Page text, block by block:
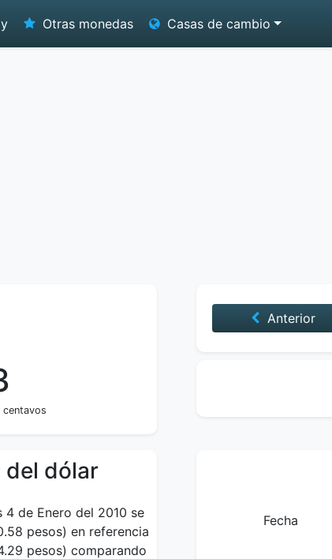
Otras monedas Casas de cambio
Anterior
del dólar
de Enero del 2010 se
pesos) en referencia
pesos) comparando
Fecha